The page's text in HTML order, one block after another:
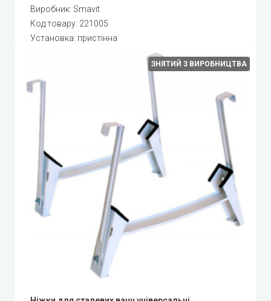
Виробник: Smavit
Код товару: 221005
Установка: пристінна
ЗНЯТИЙ З ВИРОБНИЦТВА